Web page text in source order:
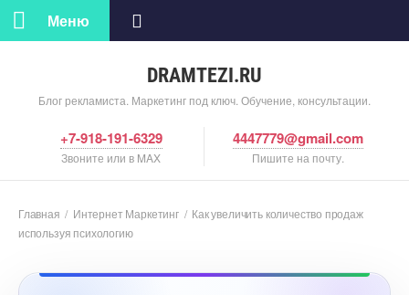
DRAMTEZI.RU
Блог рекламиста. Маркетинг под ключ. Обучение, консультации.
Меню
+7-918-191-6329
Звоните или в MAX
4447779@gmail.com
Пишите на почту.
Главная / Интернет Маркетин/ Как увеличить количество продаж
используя психологию